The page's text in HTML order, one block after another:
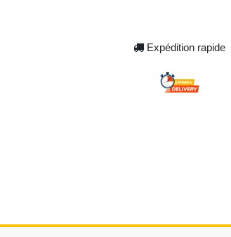
Expédition rapide